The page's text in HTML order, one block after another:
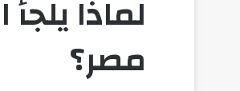
لماذا
مصر؟